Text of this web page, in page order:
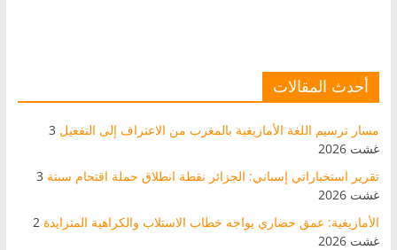
أحدث المقالات
مسار ترسيم اللغة الأمازيغية بالمغرب من الاعتراف إلى التفعيل 3
غشت 2026
تقرير استخباراتي إسباني: الجزائر نقطة انطلاق حملة اقتحام سبتة 3
غشت 2026
الأمازيغية: عمق حضاري يواجه خطاب الاستلاب والكراهية المتزايدة 2
غشت 2026